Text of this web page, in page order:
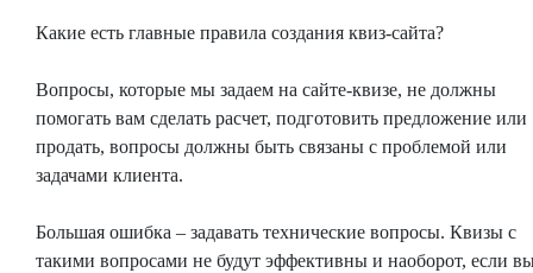
Какие есть главные правила создания квиз-сайта?
Вопросы, которые мы задаем на сайте-квизе, не должны
помогать вам сделать расчет, подготовить предложение или
продать, вопросы должны быть связаны с проблемой или
задачами клиента.
Большая ошибка – задавать технические вопросы. Квизы с
такими вопросами не будут эффективны и наоборот, если